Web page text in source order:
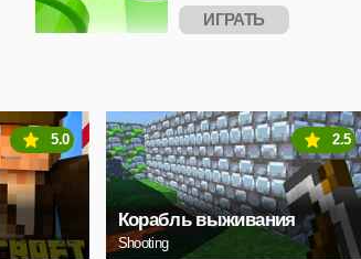
ИГРАТЬ
5.0
Корабль выживания
Shooting
2.5